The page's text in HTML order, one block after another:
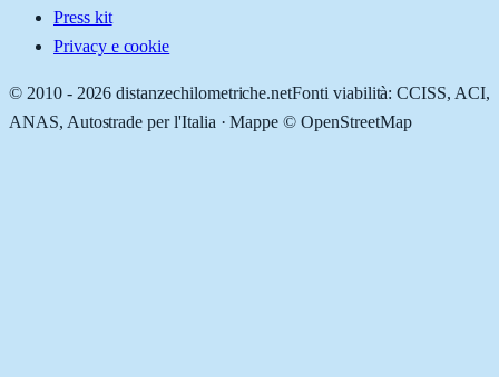
Press kit
Privacy e cookie
© 2010 - 2026 distanzechilometriche.netFonti viabilità: CCISS, ACI,
ANAS, Autostrade per l'Italia · Mappe © OpenStreetMap